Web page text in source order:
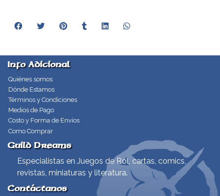
Info Adicional
Quiénes somos
Dónde Estamos
Términos y Condiciones
Medios de Pago
Costo y Forma de Envíos
Como Comprar
Guild Dreams
Especialistas en Juegos de Rol, cartas, comics,
revistas, miniaturas y literatura.
Contáctanos